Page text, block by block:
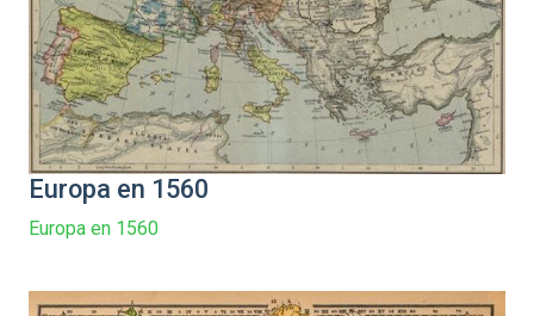
Europa en 1560
Europa en 1560